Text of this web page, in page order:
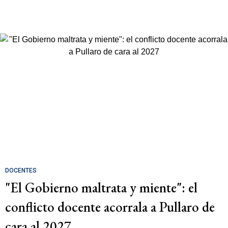
DOCENTES
"El Gobierno maltrata y miente": el
conflicto docente acorrala a Pullaro de